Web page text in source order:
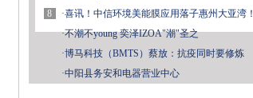
8
·喜讯！中信环境美能膜应用落子惠州大亚湾！
·不潮不young 奕泽IZOA"潮"圣之
·博马科技（BMTS）蔡放：抗疫同时要修炼
·中阳县务安和电器营业中心